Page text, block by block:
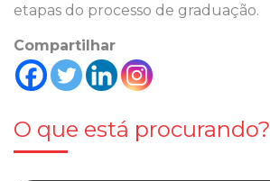
etapas do processo de graduação.
Compartilhar
O que está procurando?